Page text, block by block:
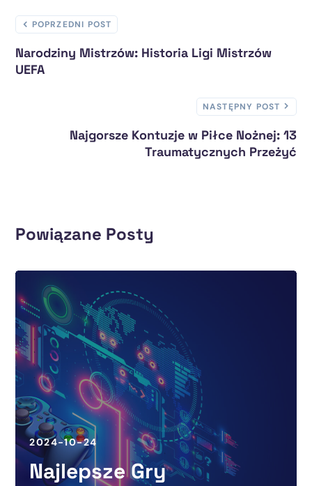
POPRZEDNI POST
Narodziny Mistrzów: Historia Ligi Mistrzów
UEFA
NASTĘPNY POST
Najgorsze Kontuzje w Piłce Nożnej: 13
Traumatycznych Przeżyć
Powiązane Posty
2024-10-24
Najlepsze Gry